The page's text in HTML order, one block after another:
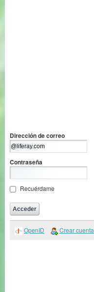
Dirección de correo
Contraseña
Recuérdame
OpenID Crear cuenta